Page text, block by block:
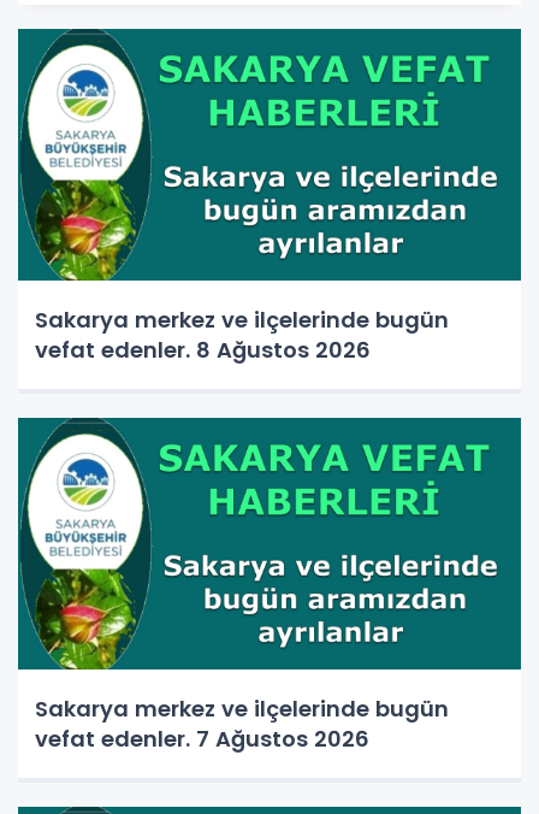
Sakarya merkez ve ilçelerinde bugün
vefat edenler. 8 Ağustos 2026
Sakarya merkez ve ilçelerinde bugün
vefat edenler. 7 Ağustos 2026